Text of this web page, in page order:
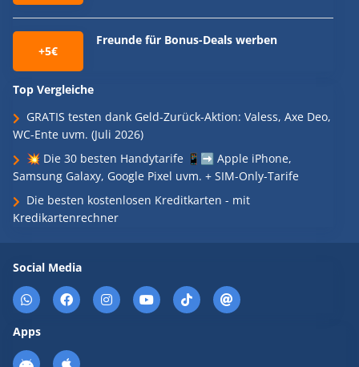
+5€
Freunde für Bonus-Deals werben
Top Vergleiche
GRATIS testen dank Geld-Zurück-Aktion: Valess, Axe Deo,
WC-Ente uvm. (Juli 2026)
💥 Die 30 besten Handytarife 📱➡️ Apple iPhone,
Samsung Galaxy, Google Pixel uvm. + SIM-Only-Tarife
Die besten kostenlosen Kreditkarten - mit
Kredikartenrechner
Social Media
Apps